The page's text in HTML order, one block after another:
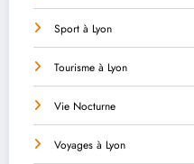
Sport à Lyon
Tourisme à Lyon
Vie Nocturne
Voyages à Lyon